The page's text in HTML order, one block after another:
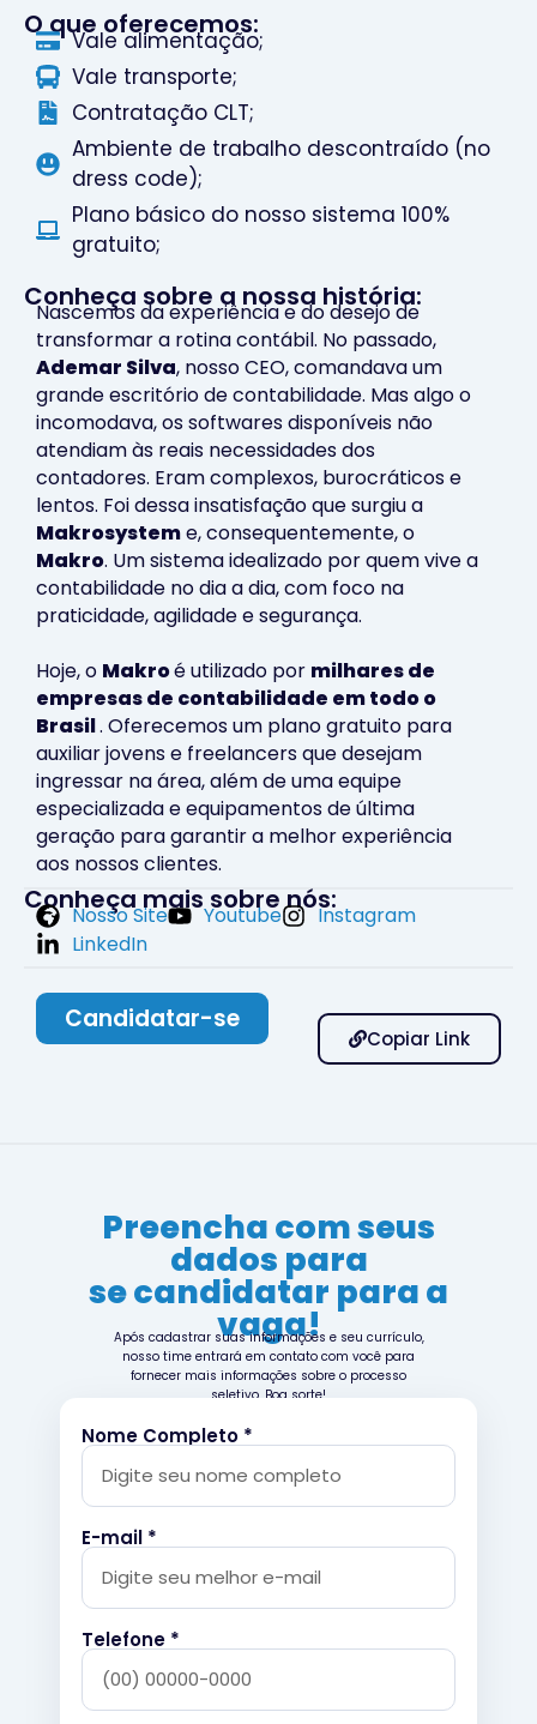
O que oferecemos:
Vale alimentação;
Vale transporte;
Contratação CLT;
Ambiente de trabalho descontraído (no
dress code);
Plano básico do nosso sistema 100%
gratuito;
Conheça sobre a nossa história:
Nascemos da experiência e do desejo de
transformar a rotina contábil. No passado,
Ademar Silva, nosso CEO, comandava um
grande escritório de contabilidade. Mas algo o
incomodava, os softwares disponíveis não
atendiam às reais necessidades dos
contadores. Eram complexos, burocráticos e
lentos. Foi dessa insatisfação que surgiu a
Makrosysteme, consequentemente, o
Makro. Um sistema idealizado por quem vive a
contabilidade no dia a dia, com foco na
praticidade, agilidade e segurança.
Hoje, o Makroé utilizado por milhares de
empresas de contabilidade em todo o
Brasil. Oferecemos um plano gratuito para
auxiliar jovens e freelancers que desejam
ingressar na área, além de uma equipe
especializada e equipamentos de última
geração para garantir a melhor experiência
aos nossos clientes.
Conheça mais sobre nós:
Nosso Site Youtube
Instagram
LinkedIn
Candidatar-se
Copiar Link
Preencha com seus
dados para
se candidatar para a
vaga!
Após cadastrar suas informações e seu currículo,
nosso time entrará em contato com você para
fornecer mais informações sobre o processo
seletivo. Boa sorte!
Nome Completo *
E-mail *
Telefone *